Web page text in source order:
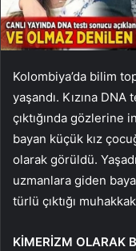
Kolombiya’da bilim
yaşandı. Kızına
çıktığında gözlerine
bayan küçük kız
olarak görüldü.
uzmanlara giden
türlü çıktığı
KİMERİZM OLARAK